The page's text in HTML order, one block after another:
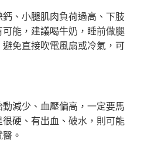
、小腿肌肉負荷過高、 下肢
能，建議喝牛奶， 睡前做腿
免直接吹電風扇或冷氣， 可
減少、血壓偏高，一定要馬
硬、有出血、破水，則可能
。